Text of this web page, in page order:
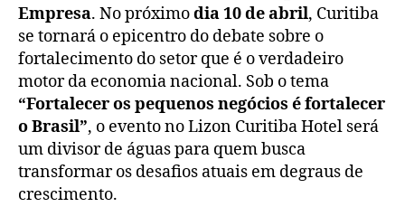
Empresa. No próximodia 10 de abril, Curitiba
se tornará o epicentro do debate sobre o
fortalecimento do setor que é o verdadeiro
motor da economia nacional. Sob o tema
“Fortalecer os pequenos negócios é fortalecer
o Brasil”, o evento no Lizon Curitiba Hotel será
um divisor de águas para quem busca
transformar os desafios atuais em degraus de
crescimento.